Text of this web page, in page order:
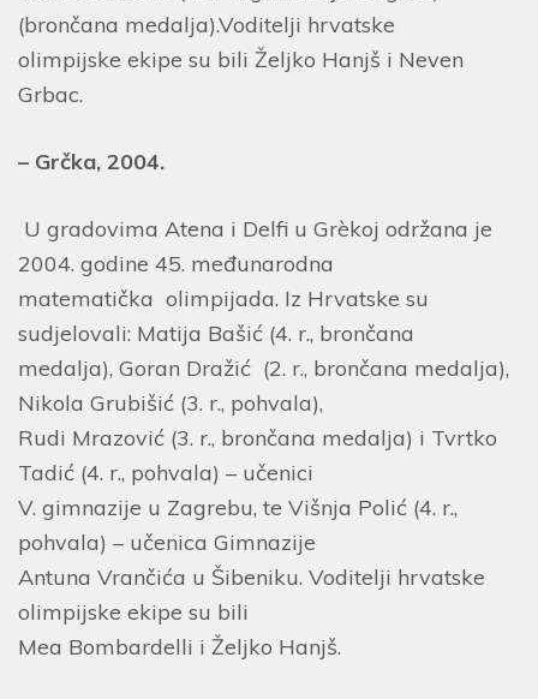
(brončana medalja).Voditelji hrvatske
olimpijske ekipe su bili Željko Hanjš i Neven
Grbac.
– Grčka, 2004.
U gradovima Atena i Delfi u Grèkoj održana je
2004. godine 45. međunarodna
matematička olimpijada. Iz Hrvatske su
sudjelovali: Matija Bašić (4. r., brončana
medalja), Goran Dražić (2. r., brončana medalja),
Nikola Grubišić (3. r., pohvala),
Rudi Mrazović (3. r., brončana medalja) i Tvrtko
Tadić (4. r., pohvala) – učenici
V. gimnazije u Zagrebu, te Višnja Polić (4. r.,
pohvala) – učenica Gimnazije
Antuna Vrančića u Šibeniku. Voditelji hrvatske
olimpijske ekipe su bili
Mea Bombardelli i Željko Hanjš.